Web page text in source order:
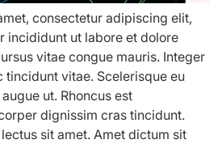
consectetur adipiscing elit,
incididunt ut labore et dolore
vitae congue mauris. Integer
tincidunt vitae. Scelerisque eu
ut. Rhoncus est
dignissim cras tincidunt.
sit amet. Amet dictum sit